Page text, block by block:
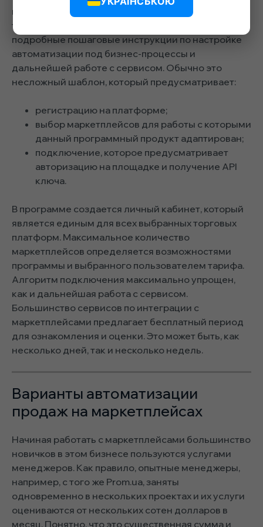
покупателем. Естественно, все разработчики
таких программ предоставляют пользователям
подробные пошаговые инструкции по настройке
автоматизации под бизнес-процессы и
дальнейшей работе с сервисом. Обычно это
несложный шаблон, который предусматривает:
регистрацию на платформе;
выбор маркетплейсов для работы с которыми
данный программный продукт адаптирован;
подключение, которое предусматривает
авторизацию на площадке и получение API
ключа.
В программе создается личный кабинет, который
является единым для всех выбранных торговых
платформ. Максимальное количество
маркетплейсов определяется возможностями
программы и выбранного пользователем тарифа.
Алгоритм подключения максимально упрощен,
как и дальнейшая работа с сервисом.
Большинство сервисов по интеграции с
маркетплейсами предлагает бесплатный период
для ознакомления и оценки. Это может быть, как
несколько дней, так и несколько недель.
Варианты автоматизации
продаж на маркетплейсах
Начиная работать с маркетплейсами большинство
новичков в этом бизнесе пользуются услугами
менеджеров. Как правило, опытные менеджеры,
например, с того же Prom.ua, заняты
одновременно в нескольких проектах и их услуги
оцениваются от нескольких сотен долларов в
месяц. Понятно, что это существенная сумма и